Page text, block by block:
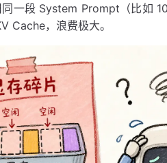
一段 System Prompt（比如
Cache，浪费极大。